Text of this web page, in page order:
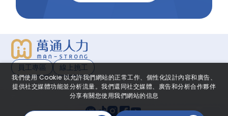
員工專區 線上挑工
我們使用 Cookie 以允許我們網站的正常工作、個性化設計內容和廣告、
提供社交媒體功能並分析流量。我們還同社交媒體、廣告和分析合作夥伴
分享有關您使用我們網站的信息